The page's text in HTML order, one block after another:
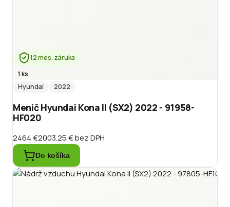
12 mes. záruka
1 ks
Hyundai
2022
Menič Hyundai Kona II (SX2) 2022 - 91958-
HF020
2464 €2003.25 €bez DPH
Do košíka